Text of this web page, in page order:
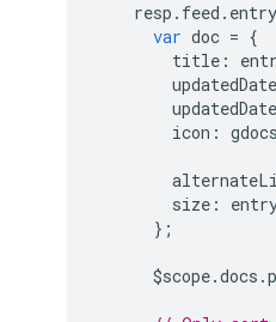
resp . feed . entry
var doc = {
title :
updatedDate
icon : gdocs
size :
};
$scope.docs .